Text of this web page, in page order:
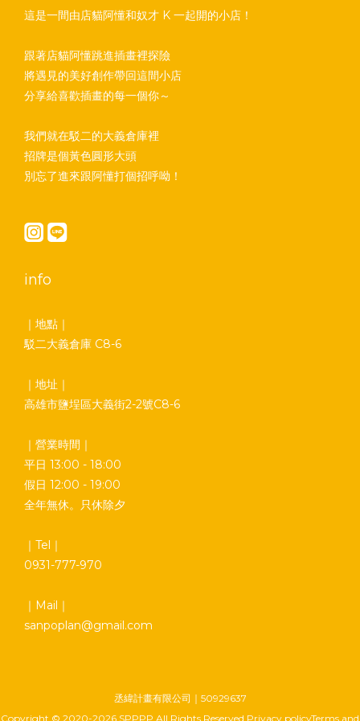
這是一間由店貓阿懂和奴才 K 一起開的小店！
跟著店貓阿懂跳進插畫裡探險
將遇見的美好創作帶回這間小店
分享給喜歡插畫的每一個你～
我們就在駁二的大義倉庫裡
招牌是個黃色圓形大頭
別忘了進來跟阿懂打個招呼呦！
info
｜地點｜
駁二大義倉庫 C8-6
｜地址｜
高雄市鹽埕區大義街2-2號C8-6
｜營業時間｜
平日 13:00 - 18:00
假日 12:00 - 19:00
全年無休。只休除夕
｜Tel｜
0931-777-970
｜Mail｜
sanpoplan@gmail.com
丞緯計畫有限公司｜50929637
Copyright © 2020-2026 SPPPP All Rights Reserved Privacy policyTerms and